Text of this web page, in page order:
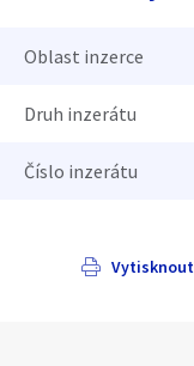
Oblast inzerce
Druh inzerátu
Číslo inzerátu
Vytisknout